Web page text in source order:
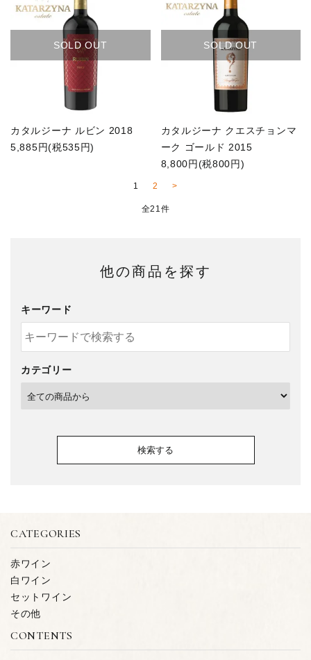
SOLD OUT
カタルジーナ ルビン 2018
5,885円(税535円)
SOLD OUT
カタルジーナ クエスチョンマ
ーク ゴールド 2015
8,800円(税800円)
1 2 >
全21件
他の商品を探す
キーワード
カテゴリー
検索する
CATEGORIES
赤ワイン
白ワイン
セットワイン
その他
CONTENTS